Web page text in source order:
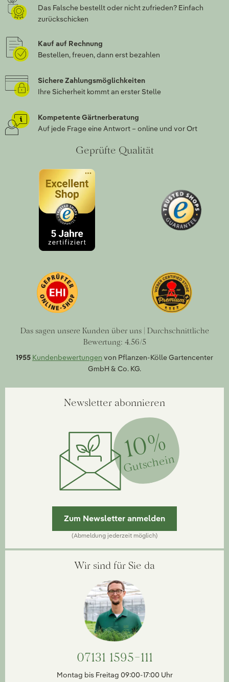
Das Falsche bestellt oder nicht zufrieden? Einfach
zurückschicken
Kauf auf Rechnung
Bestellen, freuen, dann erst bezahlen
Sichere Zahlungsmöglichkeiten
Ihre Sicherheit kommt an erster Stelle
Kompetente Gärtnerberatung
Auf jede Frage eine Antwort – online und vor Ort
Geprüfte Qualität
Das sagen unsere Kunden über uns | Durchschnittliche
Bewertung: 4.56/5
1955 Kundenbewertungen von Pflanzen-Kölle Gartencenter
GmbH & Co. KG.
Newsletter abonnieren
10%
Gutschein
Zum Newsletter anmelden
(Abmeldung jederzeit möglich)
Wir sind für Sie da
07131 1595-111
Montag bis Freitag 09:00-17:00 Uhr